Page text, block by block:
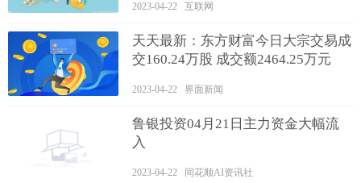
2023-04-22 互联网
天天最新：东方财富今日大宗交易成
交160.24万股 成交额2464.25万元
2023-04-22 界面新闻
鲁银投资04月21日主力资金大幅流
入
2023-04-22 同花顺AI资讯社